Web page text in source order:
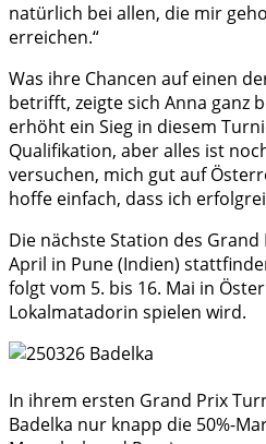
natürlich bei allen, die mir
erreichen.“
Was ihre Chancen auf einen
betrifft, zeigte sich Anna ganz
erhöht ein Sieg in diesem
Qualifikation, aber alles ist
versuchen, mich gut auf
hoffe einfach, dass ich
Die nächste Station des Grand
April in Pune (Indien)
folgt vom 5. bis 16. Mai in
Lokalmatadorin spielen wird.
In ihrem ersten Grand Prix
Badelka nur knapp die 50%-